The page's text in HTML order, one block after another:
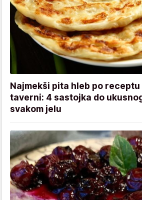
Najmekši pita hleb po
taverni: 4 sastojka do
svakom jelu